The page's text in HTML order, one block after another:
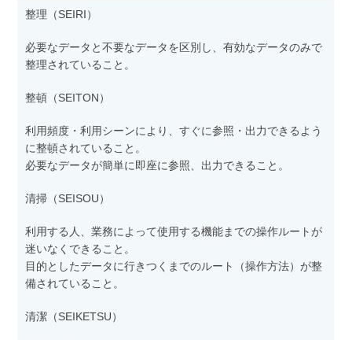
整理（SEIRI）
必要なデータと不要なデータを区別し、有効なデータのみで
整理されていること。
整頓（SEITON）
利用頻度・利用シーンにより、すぐに参照・出力できるよう
に整頓されていること。
必要なデータが簡単に即座に参照、出力できること。
清掃（SEISOU）
利用する人、業務によって使用する機能までの操作ルートが
迷いなくできること。
目的としたデータに行きつくまでのルート（操作方法）が整
備されていること。
清潔（SEIKETSU）